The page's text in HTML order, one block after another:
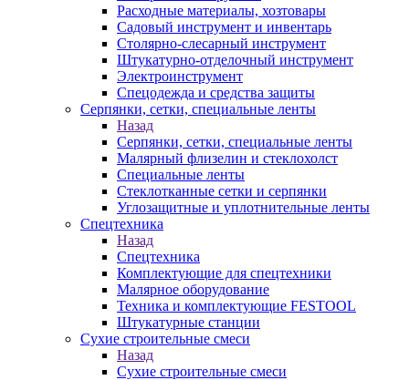
Расходные материалы, хозтовары
Садовый инструмент и инвентарь
Столярно-слесарный инструмент
Штукатурно-отделочный инструмент
Электроинструмент
Спецодежда и средства защиты
Серпянки, сетки, специальные ленты
Назад
Серпянки, сетки, специальные ленты
Малярный флизелин и стеклохолст
Специальные ленты
Стеклотканные сетки и серпянки
Углозащитные и уплотнительные ленты
Спецтехника
Назад
Спецтехника
Комплектующие для спецтехники
Малярное оборудование
Техника и комплектующие FESTOOL
Штукатурные станции
Сухие строительные смеси
Назад
Сухие строительные смеси